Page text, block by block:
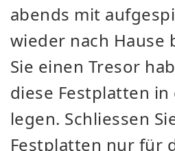
abends mit
wieder nach Hause
Sie einen Tresor
diese Festplatten in
legen. Schliessen
Festplatten nur für